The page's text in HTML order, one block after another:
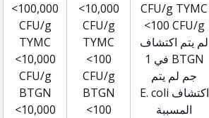
CFU/g TYMC
<100 CFU/g
لم يتم اكتشاف
BTGN في 1
جم لم يتم
اكتشاف E. coli
المسببة
<10,000
CFU/g
TYMC
<100
CFU/g
BTGN
<100
<100,000
CFU/g
TYMC
<10,000
CFU/g
BTGN
<10,000